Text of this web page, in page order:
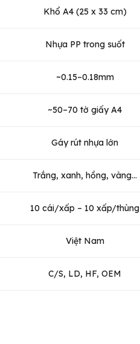
Khổ A4 (25 x 33 cm)
Nhựa PP trong suốt
~0.15–0.18mm
~50–70 tờ giấy A4
Gáy rút nhựa lớn
Trắng, xanh, hồng, vàng…
10 cái/xấp – 10 xấp/thùng
Việt Nam
C/S, LD, HF, OEM